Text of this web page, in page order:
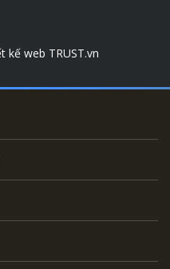
kế web TRUST.vn